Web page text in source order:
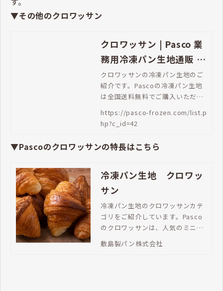
▼その他のクロワッサン
クロワッサン | Pasco 業
務用冷凍パン生地通販 |
Pasco 業務用冷凍パン生
地通販
クロワッサンの冷凍パン生地のご
紹介です。Pascoの冷凍パン生地
は全国送料無料でご購入いただけ
https://pasco-frozen.com/list.p
hp?c_id=42
▼Pascoのクロワッサンの特長はこちら
冷凍パン生地 クロワッ
サン
冷凍パン生地のクロワッサンカテ
ゴリをご紹介しています。Pasco
のクロワッサンは、人気のミニク
を取り揃えてます。サクサクで風
敷島製パン株式会社